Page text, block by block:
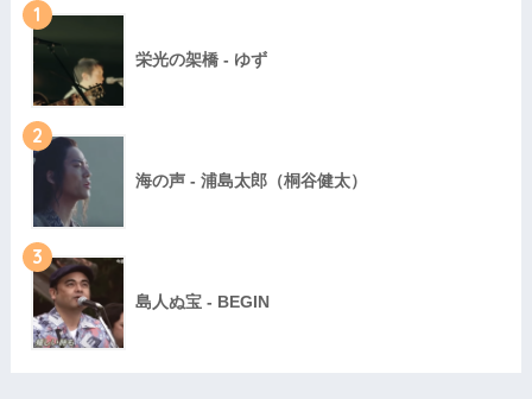
1
栄光の架橋 - ゆず
2
海の声 - 浦島太郎（桐谷健太）
3
島人ぬ宝 - BEGIN